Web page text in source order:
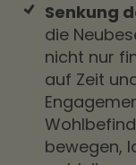
Senkung
die
nicht nur
auf Zeit
bewegen,